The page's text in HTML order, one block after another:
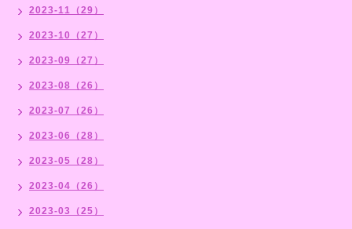
2023-11（29）
2023-10（27）
2023-09（27）
2023-08（26）
2023-07（26）
2023-06（28）
2023-05（28）
2023-04（26）
2023-03（25）